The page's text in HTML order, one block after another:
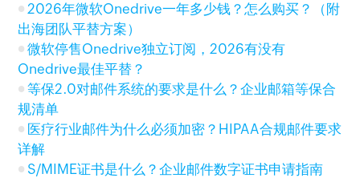
2026年微软Onedrive一年多少钱？怎么购买？（附
出海团队平替方案）
微软停售Onedrive独立订阅，2026有没有
Onedrive最佳平替？
等保2.0对邮件系统的要求是什么？企业邮箱等保合
规清单
医疗行业邮件为什么必须加密？HIPAA合规邮件要求
详解
S/MIME证书是什么？企业邮件数字证书申请指南